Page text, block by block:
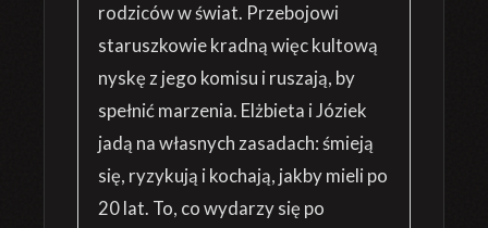
rodziców w świat. Przebojowi
staruszkowie kradną więc kultową
nyskę z jego komisu i ruszają, by
spełnić marzenia. Elżbieta i Józiek
jadą na własnych zasadach: śmieją
się, ryzykują i kochają, jakby mieli po
20 lat. To, co wydarzy się po